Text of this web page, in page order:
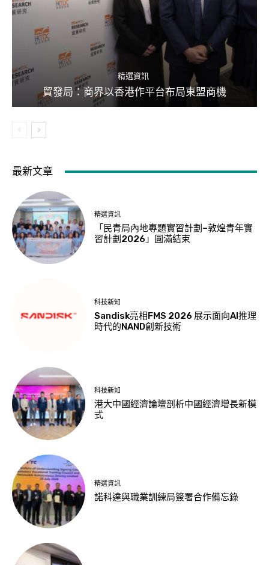
精選資訊
貿發局：商界以香港作平台布局東盟商機
最新文章
精選資訊
「民青局內地專題實習計劃–敦煌青年實
習計劃2026」圓滿結束
科技新知
Sandisk亮相FMS 2026 展示面向AI推理
時代的NAND創新技術
科技新知
港大中國經濟論壇剖析中國經濟增長新模
式
精選資訊
諾科達與職業訓練局簽署合作備忘錄